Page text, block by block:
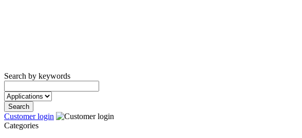
Search by keywords
Customer login
Categories